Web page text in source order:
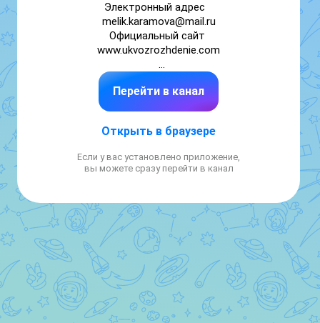
Электронный адрес
melik.karamova@mail.ru
Официальный сайт
www.ukvozrozhdenie.com
РЕЖИМ РАБОТЫ УК:
ПН-ЧТ 09:00-18:00
ПЕРЕРЫВ 13:00-14:00
СБ-ВС Выходной
ДИСПЕТЧЕРСКАЯ СЛУЖБА
ПРИЕМНАЯ
Телефон 555-801
АБОНЕНТСКИЙ ОТДЕЛ
Телефон 555-803
Перейти в канал
Открыть в браузере
Если у вас установлено приложение,
вы можете сразу перейти в канал